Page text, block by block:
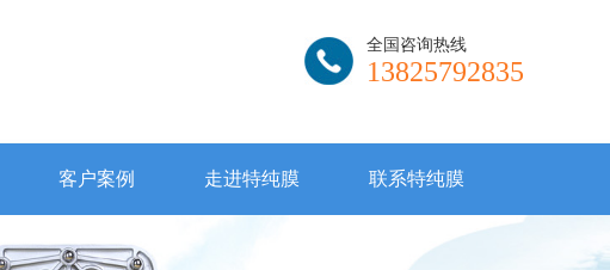
全国咨询热线
13825792835
客户案例 走进特纯膜 联系特纯膜